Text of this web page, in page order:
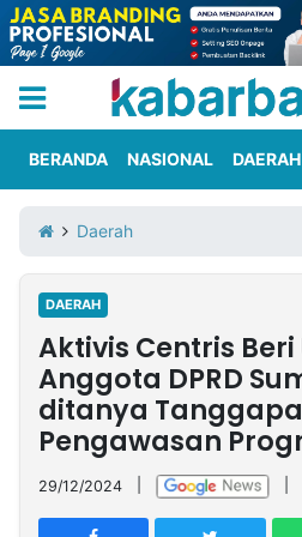
Iklan
Berita
Kami
Nasional
International
Olahraga
Entertainment
Daerah
Pariwisata
Kuliner
Kolom
Network
PT
TREETAN
BERANDA NASIONAL DAERAH
Daerah
DAERAH
Aktivis Centris
Anggota DPRD
ditanya
Pengawasan
29/12/2024